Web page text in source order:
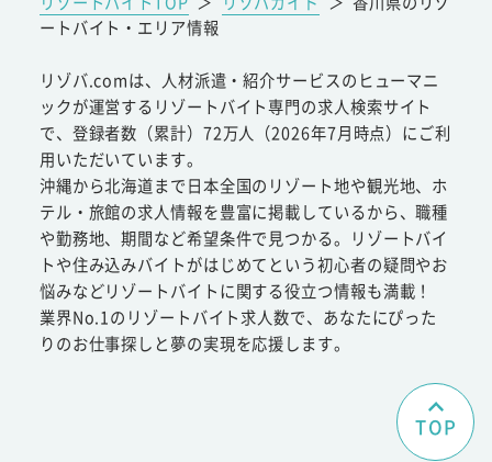
ートバイト・エリア情報
リゾバ.comは、人材派遣・紹介サービスのヒューマニ
ックが運営するリゾートバイト専門の求人検索サイト
で、登録者数（累計）72万人（2026年7月時点）にご利
用いただいています。
沖縄から北海道まで日本全国のリゾート地や観光地、ホ
テル・旅館の求人情報を豊富に掲載しているから、職種
や勤務地、期間など希望条件で見つかる。リゾートバイ
トや住み込みバイトがはじめてという初心者の疑問やお
悩みなどリゾートバイトに関する役立つ情報も満載！
業界No.1のリゾートバイト求人数で、あなたにぴった
りのお仕事探しと夢の実現を応援します。
TOP